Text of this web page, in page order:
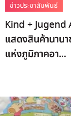
ข่าวประชาสัมพันธ์
Kind + Jugend
แสดงสินค้านาน
แห่งภูมิภาคอา...